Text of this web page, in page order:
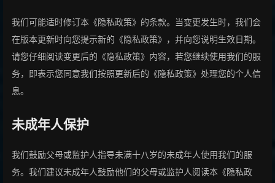
我们可能适时修订本《隐私政策》的条款。当变更发生时，我们会
在版本更新时向您提示新的《隐私政策》，并向您说明生效日期。
请您仔细阅读变更后的《隐私政策》内容，若您继续使用我们的服
务，即表示您同意我们按照更新后的《隐私政策》处理您的个人信
息。
未成年人保护
我们鼓励父母或监护人指导未满十八岁的未成年人使用我们的服
务。我们建议未成年人鼓励他们的父母或监护人阅读本《隐私政